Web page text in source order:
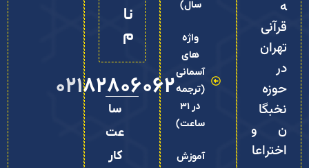
ه
قرآنی
تهران
در
حوزه
نخبگا
ن و
اختراعا
سال)
واژه
های
آسمانی
(ترجمه
در 31
ساعت)
آموزش
نا
م
02182806062
سا
عت
کار